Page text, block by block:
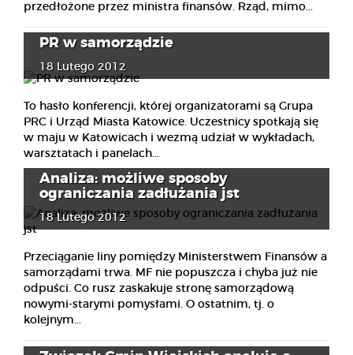
przedłożone przez ministra finansów. Rząd, mimo...
PR w samorządzie
18 Lutego 2012
To hasło konferencji, której organizatorami są Grupa
PRC i Urząd Miasta Katowice. Uczestnicy spotkają się
w maju w Katowicach i wezmą udział w wykładach,
warsztatach i panelach...
Analiza: możliwe sposoby
ograniczania zadłużania jst
18 Lutego 2012
Przeciąganie liny pomiędzy Ministerstwem Finansów a
samorządami trwa. MF nie popuszcza i chyba już nie
odpuści. Co rusz zaskakuje stronę samorządową
nowymi-starymi pomysłami. O ostatnim, tj. o
kolejnym...